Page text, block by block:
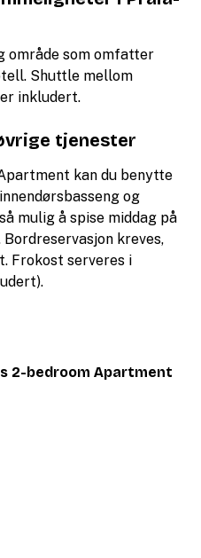
område som omfatter
Shuttle mellom
inkludert.
tjenester
kan du benytte
og
mulig å spise middag på
kreves,
Frokost serveres i
2-bedroom Apartment